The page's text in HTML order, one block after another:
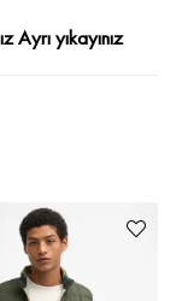
Ayrı yıkayınız